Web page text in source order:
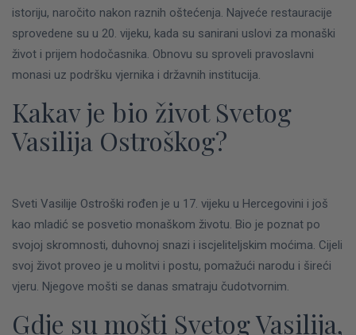
istoriju, naročito nakon raznih oštećenja. Najveće restauracije
sprovedene su u 20. vijeku, kada su sanirani uslovi za monaški
život i prijem hodočasnika. Obnovu su sproveli pravoslavni
monasi uz podršku vjernika i državnih institucija.
Kakav je bio život Svetog
Vasilija Ostroškog?
Sveti Vasilije Ostroški rođen je u 17. vijeku u Hercegovini i još
kao mladić se posvetio monaškom životu. Bio je poznat po
svojoj skromnosti, duhovnoj snazi i iscjeliteljskim moćima. Cijeli
svoj život proveo je u molitvi i postu, pomažući narodu i šireći
vjeru. Njegove mošti se danas smatraju čudotvornim.
Gdje su mošti Svetog Vasilija,